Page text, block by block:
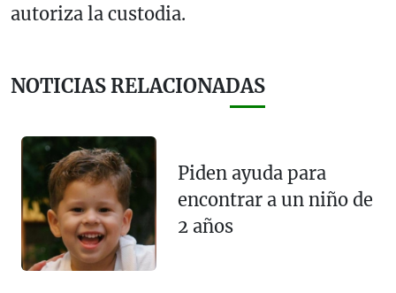
autoriza la custodia.
NOTICIAS RELACIONADAS
Piden ayuda para
encontrar a un niño de
2 años